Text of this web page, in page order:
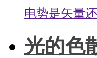
电势是矢量
光的色